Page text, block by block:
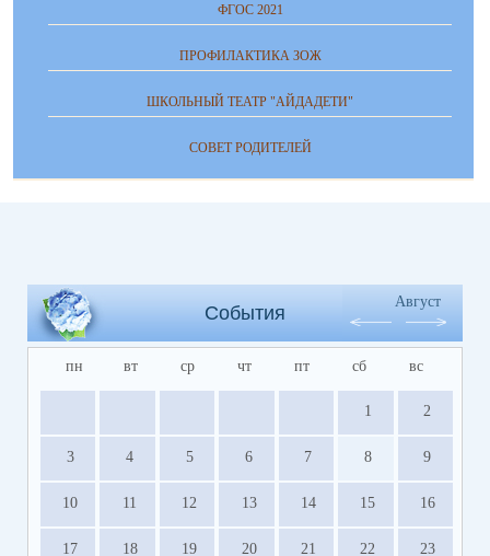
ФГОС 2021
ПРОФИЛАКТИКА ЗОЖ
ШКОЛЬНЫЙ ТЕАТР "АЙДАДЕТИ"
СОВЕТ РОДИТЕЛЕЙ
События
Август
пн вт ср чт пт сб вс
1 2
3 4 5 6 7 8 9
10 11 12 13 14 15 16
17 18 19 20 21 22 23